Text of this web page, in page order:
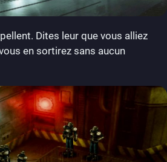
Dites leur que vous alliez
en sortirez sans aucun